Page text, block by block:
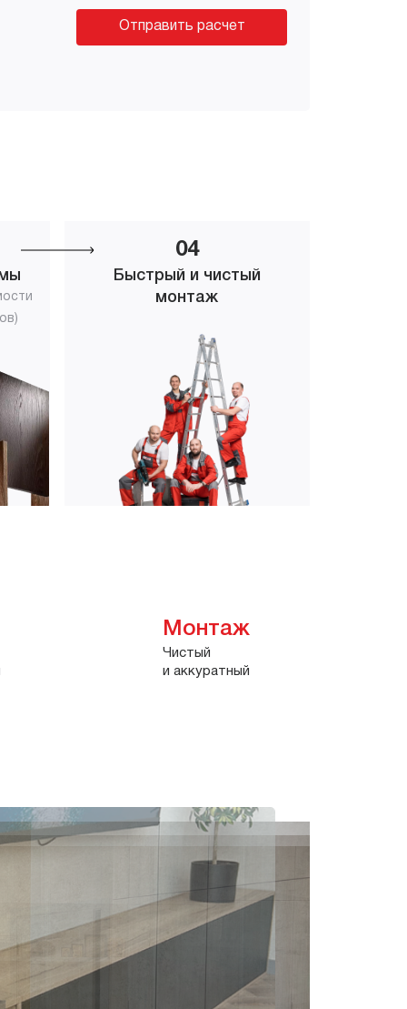
Отправить расчет
04
Быстрый и чистый
монтаж
Монтаж
Чистый
и аккуратный